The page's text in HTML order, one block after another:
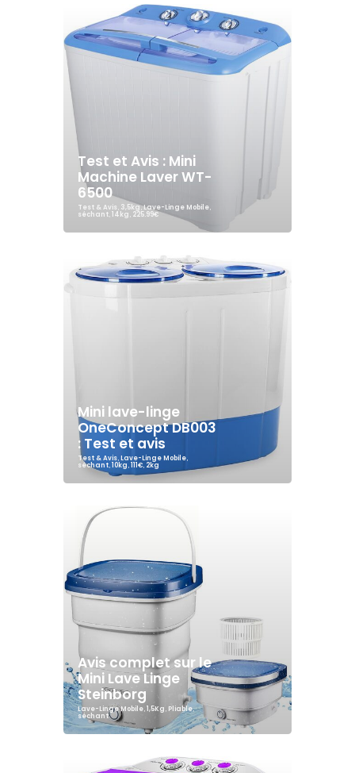
Test et Avis : Mini
Machine Laver WT-
6500
Test & Avis , 3,5kg,Lave-Linge Mobile,
séchant,14kg , 225.99€
Mini lave-linge
OneConcept DB003
: Test et avis
Test & Avis,Lave-Linge Mobile,
séchant,10kg ,111€, 2kg
Avis complet sur le
Mini Lave Linge
Steinborg
Lave-Linge Mobile,1,5Kg , Pliable,
séchant